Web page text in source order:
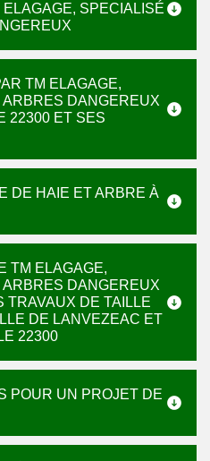
SPECIALISÉ
TM ELAGAGE,
DANGEREUX
22300 ET SES
DE HAIE ET ARBRE À
TM ELAGAGE,
DANGEREUX
TRAVAUX DE TAILLE
DE LANVEZEAC ET
22300
POUR UN PROJET DE